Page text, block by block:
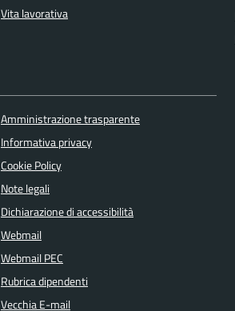
Vita lavorativa
Amministrazione trasparente
Informativa privacy
Cookie Policy
Note legali
Dichiarazione di accessibilità
Webmail
Webmail PEC
Rubrica dipendenti
Vecchia E-mail